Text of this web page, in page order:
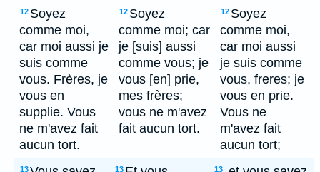
12 Soyez
comme moi,
car moi aussi je
suis comme
vous. Frères, je
vous en
supplie. Vous
ne m'avez fait
aucun tort.
12 Soyez
comme moi; car
je [suis] aussi
comme vous; je
vous [en] prie,
mes frères;
vous ne m'avez
fait aucun tort.
12 Soyez
comme moi,
car moi aussi
je suis comme
vous, freres; je
vous en prie.
Vous ne
m'avez fait
aucun tort;
13 13 13